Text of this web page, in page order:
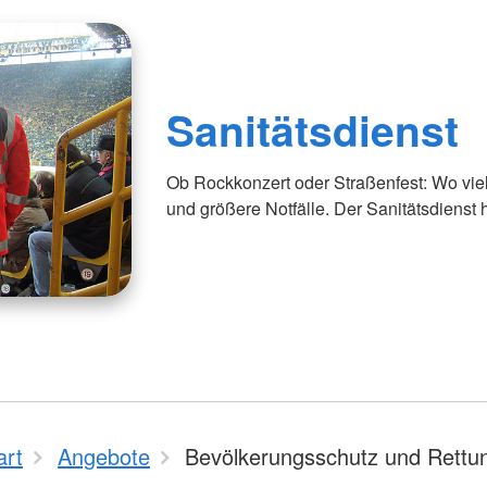
Sanitätsdienst
Ob Rockkonzert oder Straßenfest: Wo
und größere Notfälle. Der Sanitätsdienst
Angebote Bevölkerungsschutz und